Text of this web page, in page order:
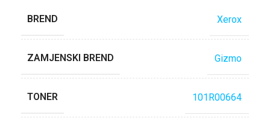
BREND Xerox
ZAMJENSKI BREND Gizmo
TONER 101R00664